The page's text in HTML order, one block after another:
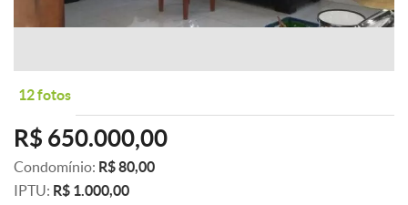
12 fotos
R$ 650.000,00
Condomínio: R$ 80,00
IPTU: R$ 1.000,00